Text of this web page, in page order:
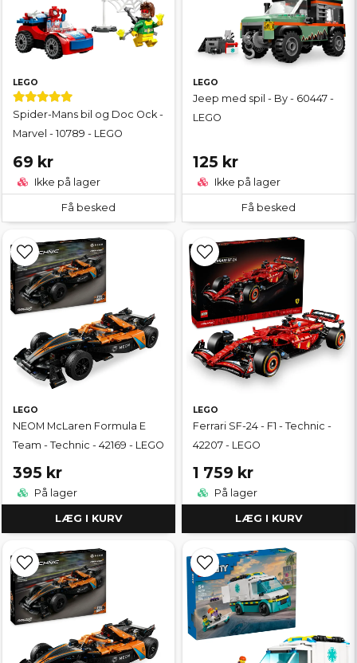
LEGO
Spider-Mans bil og Doc Ock -
Marvel - 10789 - LEGO
69 kr
Ikke på lager
Få besked
LEGO
Jeep med spil - By - 60447 -
LEGO
125 kr
Ikke på lager
Få besked
LEGO
NEOM McLaren Formula E
Team - Technic - 42169 - LEGO
395 kr
På lager
LÆG I KURV
LEGO
Ferrari SF-24 - F1 - Technic -
42207 - LEGO
1 759 kr
På lager
LÆG I KURV